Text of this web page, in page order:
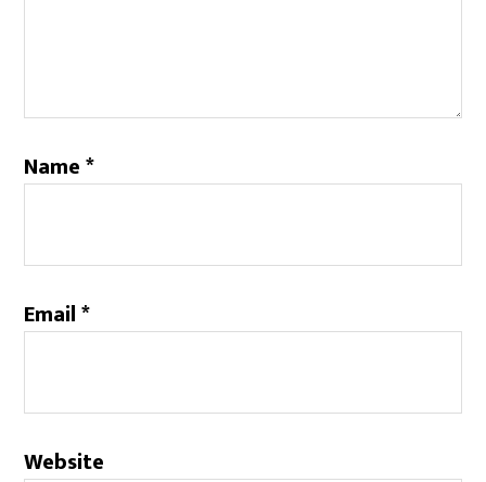
Name*
Email*
Website